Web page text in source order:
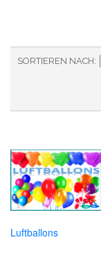
SORTIEREN NACH
Luftballons